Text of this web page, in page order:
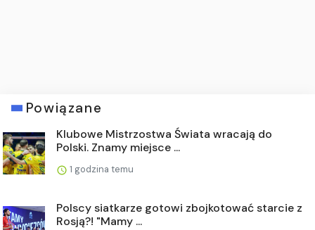
Powiązane
Klubowe Mistrzostwa Świata wracają do
Polski. Znamy miejsce ...
1 godzina temu
Polscy siatkarze gotowi zbojkotować starcie z
Rosją?! "Mamy ...